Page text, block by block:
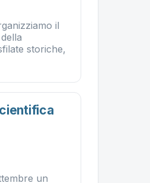
il
storiche,
un